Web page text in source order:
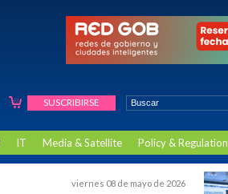
SUSCRIBIRSE
IT Media & Satellite Policy & Regulation
viernes 08 de mayo de 2026